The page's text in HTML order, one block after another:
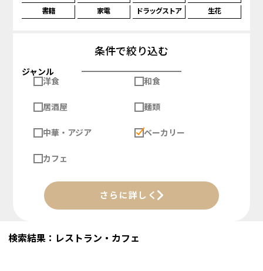
書籍
家電 ドラッグストア 生花
条件で絞り込む
ジャンル
洋食
和食
居酒屋 麺類
中華・アジア ベーカリー
カフェ
さらに詳しく
検索結果：レストラン・カフェ